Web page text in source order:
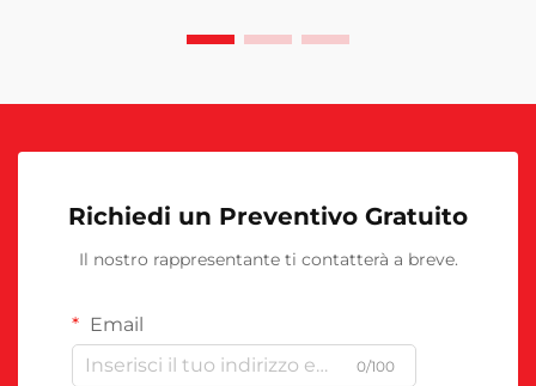
Richiedi un Preventivo Gratuito
Il nostro rappresentante ti contatterà a breve.
Email
0/100